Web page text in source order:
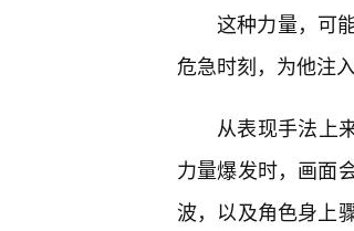
这种力量，可
危急时刻，为他注
从表现手法上
力量爆发时，画面
波，以及角色身上